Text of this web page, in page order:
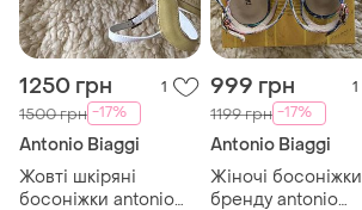
1250 грн 1
1500 грн -17%
Antonio Biaggi
Жовті шкіряні
босоніжки antonio
999 грн 1
1199 грн -17%
Antonio Biaggi
Жіночі босоніжки
бренду antonio